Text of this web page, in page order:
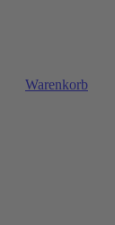
Warenkorb